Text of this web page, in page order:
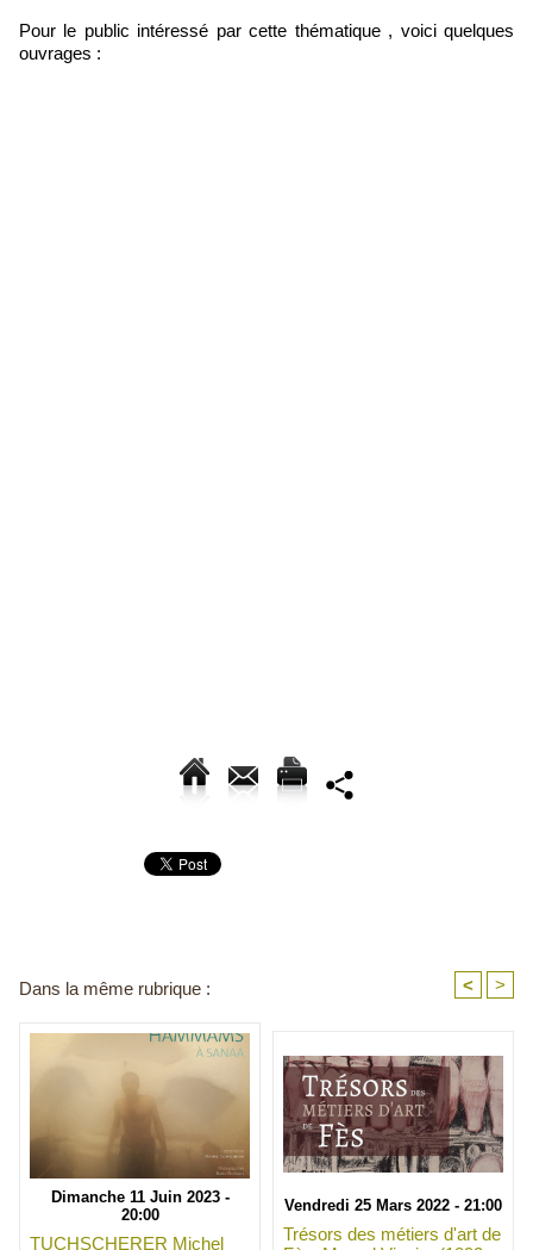
Pour le public intéressé par cette thématique , voici quelques
ouvrages :
Dans la même rubrique : < >
Dimanche 11 Juin 2023 -
20:00
TUCHSCHERER Michel
Vendredi 25 Mars 2022 - 21:00
Trésors des métiers d'art de